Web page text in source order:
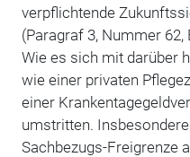
verpflichtende
(Paragraf 3, Nummer
Wie es sich mit darüber
wie einer privaten
einer
umstritten.
Sachbezugs-Freigrenze